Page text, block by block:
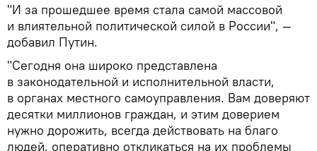
"И за прошедшее время стала самой массовой
и влиятельной политической силой в России", —
добавил Путин.
"Сегодня она широко представлена
в законодательной и исполнительной власти,
в органах местного самоуправления. Вам доверяют
десятки миллионов граждан, и этим доверием
нужно дорожить, всегда действовать на благо
людей, оперативно откликаться на их проблемы